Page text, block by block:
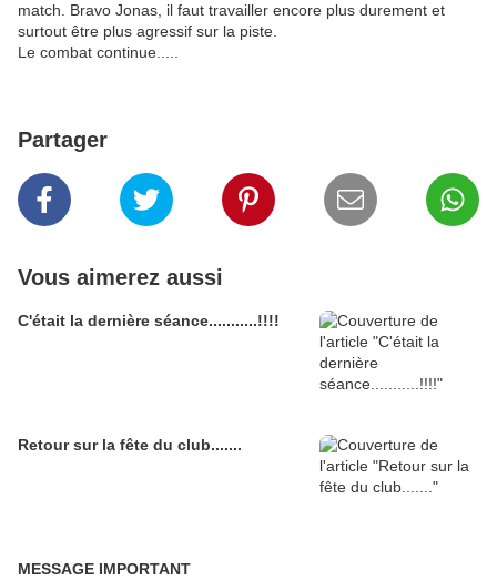
match. Bravo Jonas, il faut travailler encore plus durement et
surtout être plus agressif sur la piste.
Le combat continue.....
Partager
Vous aimerez aussi
C'était la dernière séance...........!!!!
Retour sur la fête du club.......
MESSAGE IMPORTANT